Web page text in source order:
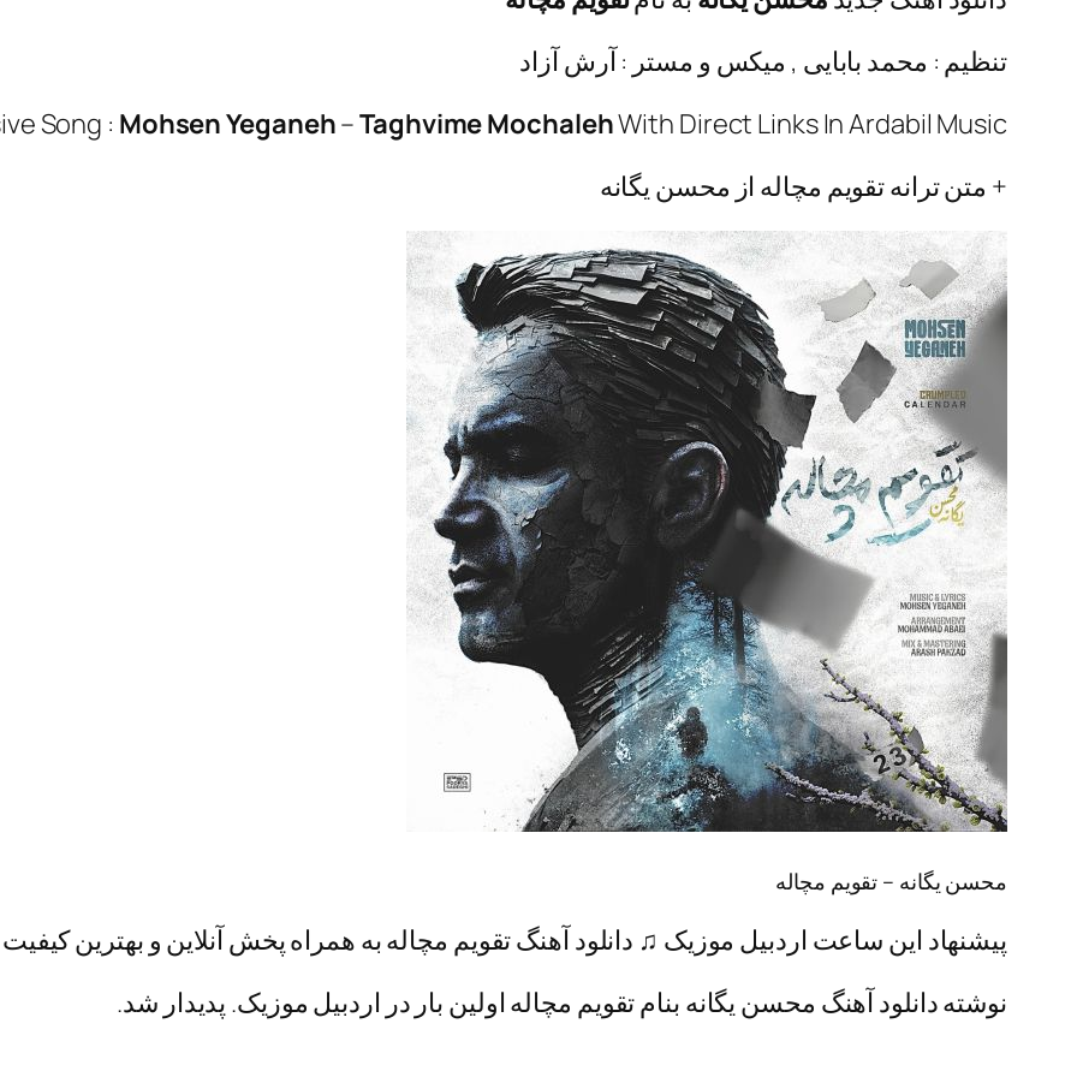
تنظیم : محمد بابایی , میکس و مستر : آرش آزاد
Song : Mohsen Yeganeh–Taghvime MochalehWith Direct Links In Ardabil Music
+ متن ترانه تقویم مچاله از محسن یگانه
محسن یگانه – تقویم مچاله
پیشنهاد این ساعت اردبیل موزیک ♫ دانلود آهنگ تقویم مچاله به همراه پخش آنلاین و بهترین
نوشته دانلود آهنگ محسن یگانه بنام تقویم مچاله اولین بار در اردبیل موزیک. پدیدار شد.